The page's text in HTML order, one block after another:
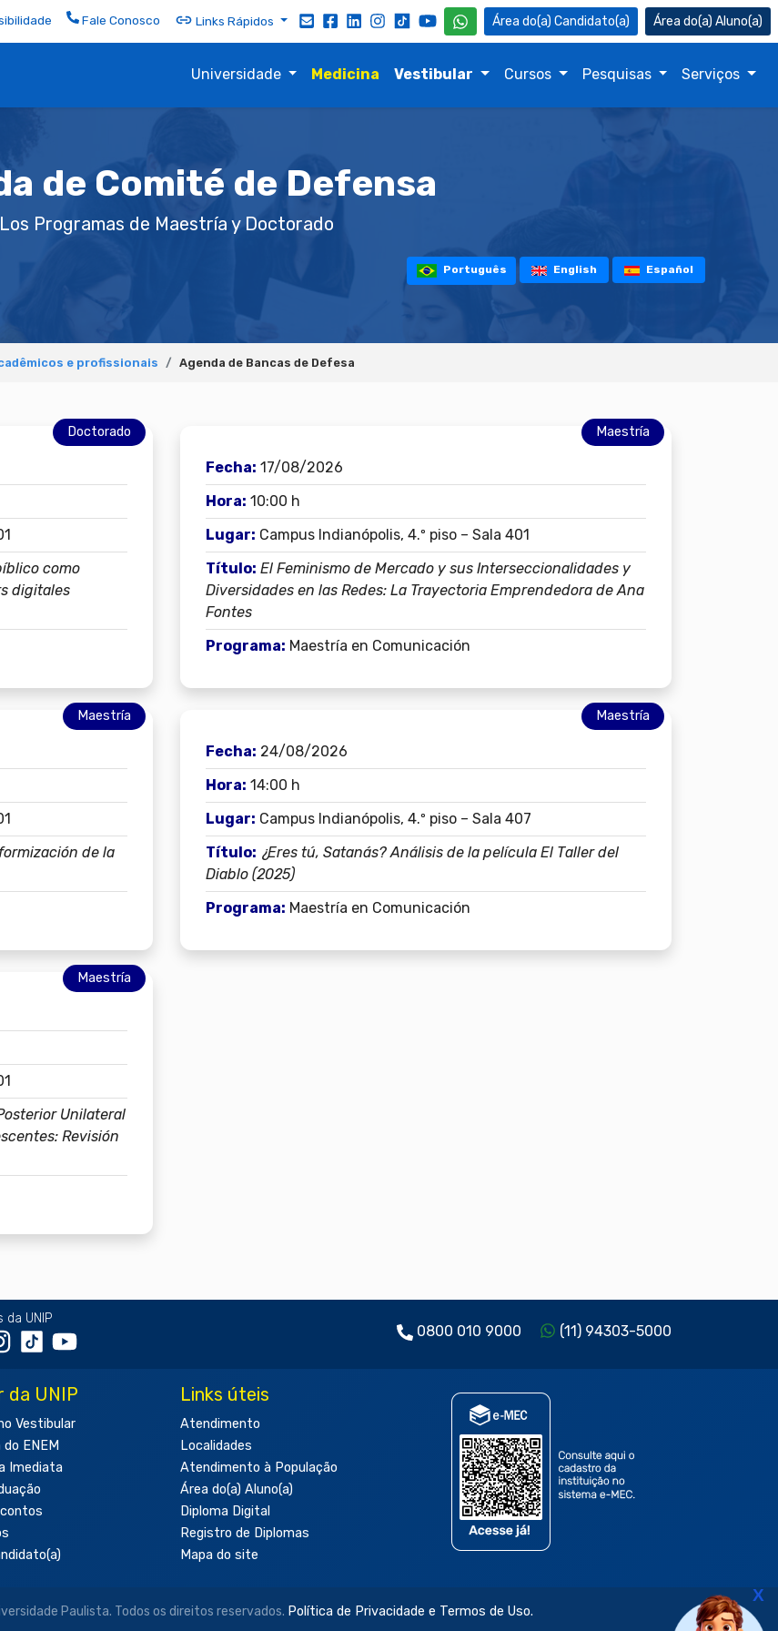
Fale Conosco Links Rápidos Candidato(a) Aluno(a)
Universidade Medicina Vestibular Cursos Pesquisas Serviços
de Comité de Defensa
Los Programas de Maestría y Doctorado
Português English Español
e profissionais Agenda de Bancas de Defesa
Doctorado
como
digitales
Maestría
Fecha: 17/08/2026
Hora: 10:00 h
Lugar: Campus Indianópolis, 4.º piso – Sala 401
Título: El Feminismo de Mercado y sus Interseccionalidades y
Diversidades en las Redes: La Trayectoria Emprendedora de Ana
Fontes
Programa: Maestría en Comunicación
Maestría
de la
Maestría
Fecha: 24/08/2026
Hora: 14:00 h
Lugar: Campus Indianópolis, 4.º piso – Sala 407
Título: ¿Eres tú, Satanás? Análisis de la película El Taller del
Diablo (2025)
Programa: Maestría en Comunicación
Maestría
Unilateral
Revisión
da UNIP
0800 010 9000 (11) 94303-5000
da UNIP
Vestibular
ENEM
Imediata
Links úteis
Atendimento
Localidades
Atendimento à População
Área do(a) Aluno(a)
Diploma Digital
Registro de Diplomas
Mapa do site
Paulista. Todos os direitos reservados. Política de Privacidade e Termos de Uso.
X